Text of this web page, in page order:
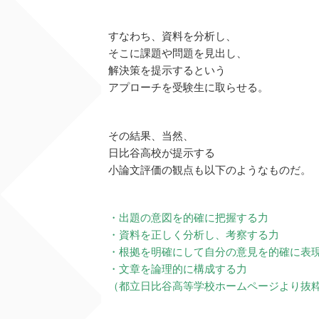
すなわち、資料を分析し、
そこに課題や問題を見出し、
解決策を提示するという
アプローチを受験生に取らせる。
その結果、当然、
日比谷高校が提示する
小論文評価の観点も以下のようなものだ。
・出題の意図を的確に把握する力
・資料を正しく分析し、考察する力
・根拠を明確にして自分の意見を的確に表
・文章を論理的に構成する力
（都立日比谷高等学校ホームページより抜粋